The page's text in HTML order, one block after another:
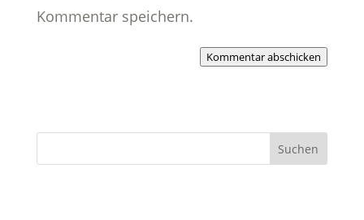
Kommentar speichern.
Kommentar abschicken